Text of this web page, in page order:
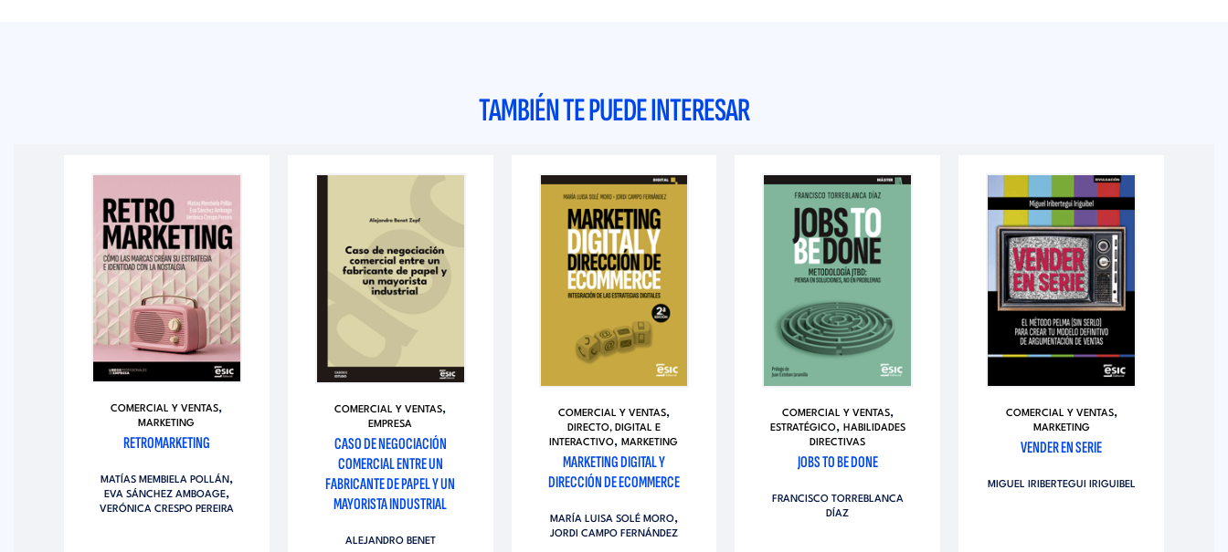
TAMBIÉN TE PUEDE INTERESAR
COMERCIAL Y VENTAS,
MARKETING
RETROMARKETING
MATÍAS MEMBIELA POLLÁN,
EVA SÁNCHEZ AMBOAGE,
VERÓNICA CRESPO PEREIRA
COMERCIAL Y VENTAS,
EMPRESA
CASO DE NEGOCIACIÓN
COMERCIAL ENTRE UN
FABRICANTE DE PAPEL Y UN
MAYORISTA INDUSTRIAL
ALEJANDRO BENET
COMERCIAL Y VENTAS,
DIRECTO, DIGITAL E
INTERACTIVO,MARKETING
MARKETING DIGITAL Y
DIRECCIÓN DE ECOMMERCE
MARÍA LUISA SOLÉ MORO,
JORDI CAMPO FERNÁNDEZ
COMERCIAL Y VENTAS,
ESTRATÉGICO, HABILIDADES
DIRECTIVAS
JOBS TO BE DONE
FRANCISCO TORREBLANCA
DÍAZ
COMERCIAL Y VENTAS,
MARKETING
VENDER EN SERIE
MIGUEL IRIBERTEGUI IRIGUIBEL